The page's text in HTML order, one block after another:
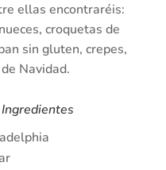
ellas encontraréis:
croquetas de
sin gluten, crepes,
Navidad.